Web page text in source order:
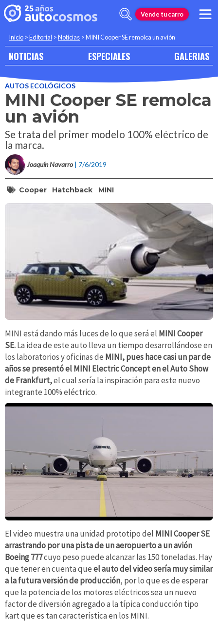
Vende tu carro
Inicio >Editorial >Noticias >MINI Cooper SE remolca un avión
NOTICIAS ESPECIALES GALERIAS
AUTOS ECOLÓGICOS
MINI Cooper SE remolca
un avión
Se trata del primer modelo 100% eléctrico de
la marca.
Joaquín Navarro | 7/6/2019
Cooper Hatchback MINI
MINI está dando más luces de lo que será el MINI Cooper
SE.La idea de este auto lleva un tiempo desarrollándose en
los laboratorios y oficinas de MINI, pues hace casi un par de
años se presentó el MINI Electric Concept en el Auto Show
de Frankfurt,el cual sería la inspiración para este nuevo
integrante 100% eléctrico.
El video muestra una unidad prototipo del MINI Cooper SE
arrastrando por una pista de un aeropuerto a un avión
Boeing 777cuyo peso puede alcanzar las 150 toneladas. Hay
que tener en cuenta queel auto del video sería muy similar
a la futura versión de producción, por lo que es de esperar
que la potencia de los motores eléctricos sea un nuevo
factor de diversión agregado a la típica conducción tipo
kart que es tan característica en los MINI.